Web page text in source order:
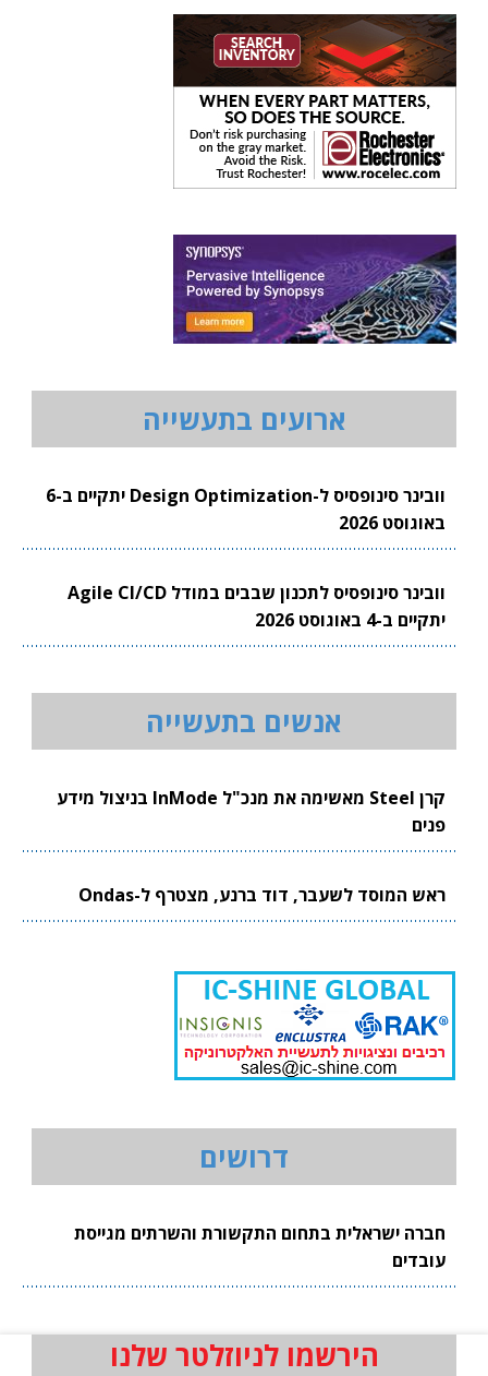
ארועים בתעשייה
וובינר סינופסיס ל-Design Optimization יתקיים ב-6
באוגוסט 2026
וובינר סינופסיס לתכנון שבבים במודל Agile CI/CD
יתקיים ב-4 באוגוסט 2026
אנשים בתעשייה
קרן Steel מאשימה את מנכ"ל InMode בניצול מידע
פנים
ראש המוסד לשעבר, דוד ברנע, מצטרף ל-Ondas
דרושים
חברה ישראלית בתחום התקשורת והשרתים מגייסת
עובדים
הירשמו לניוזלטר שלנו